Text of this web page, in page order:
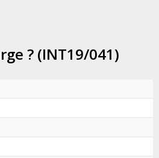
? (INT19/041)